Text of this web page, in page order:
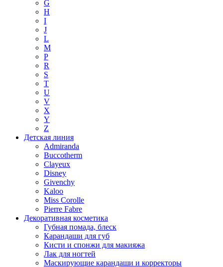
G
H
I
J
L
M
P
R
S
T
U
V
X
Y
Z
Детская линия
Admiranda
Buccotherm
Clayeux
Disney
Givenchy
Kaloo
Miss Corolle
Pierre Fabre
Декоративная косметика
Губная помада, блеск
Карандаши для губ
Кисти и спонжи для макияжа
Лак для ногтей
Маскирующие карандаши и корректоры